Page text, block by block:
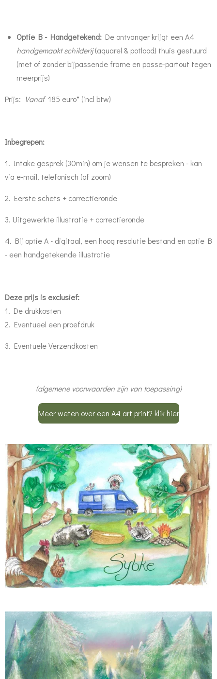
Optie B - Handgetekend: De ontvanger krijgt een A4
handgemaakt schilderij(aquarel & potlood) thuis gestuurd
(met of zonder bijpassende frame en passe-partout tegen
meerprijs)
Prijs: Vanaf185 euro* (incl btw)
Inbegrepen:
1. Intake gesprek (30min) om je wensen te bespreken - kan
via e-mail, telefonisch (of zoom)
2. Eerste schets + correctieronde
3. Uitgewerkte illustratie + correctieronde
4. Bij optie A - digitaal, een hoog resolutie bestand en optie B
- een handgetekende illustratie
Deze prijs is exclusief:
1. De drukkosten
2. Eventueel een proefdruk
3. Eventuele Verzendkosten
(algemene voorwaarden zijn van toepassing)
Meer weten over een A4 art print? klik hier